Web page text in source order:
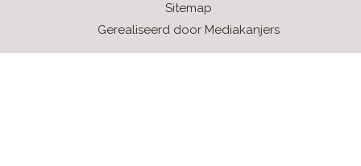
Sitemap
Gerealiseerd door Mediakanjers